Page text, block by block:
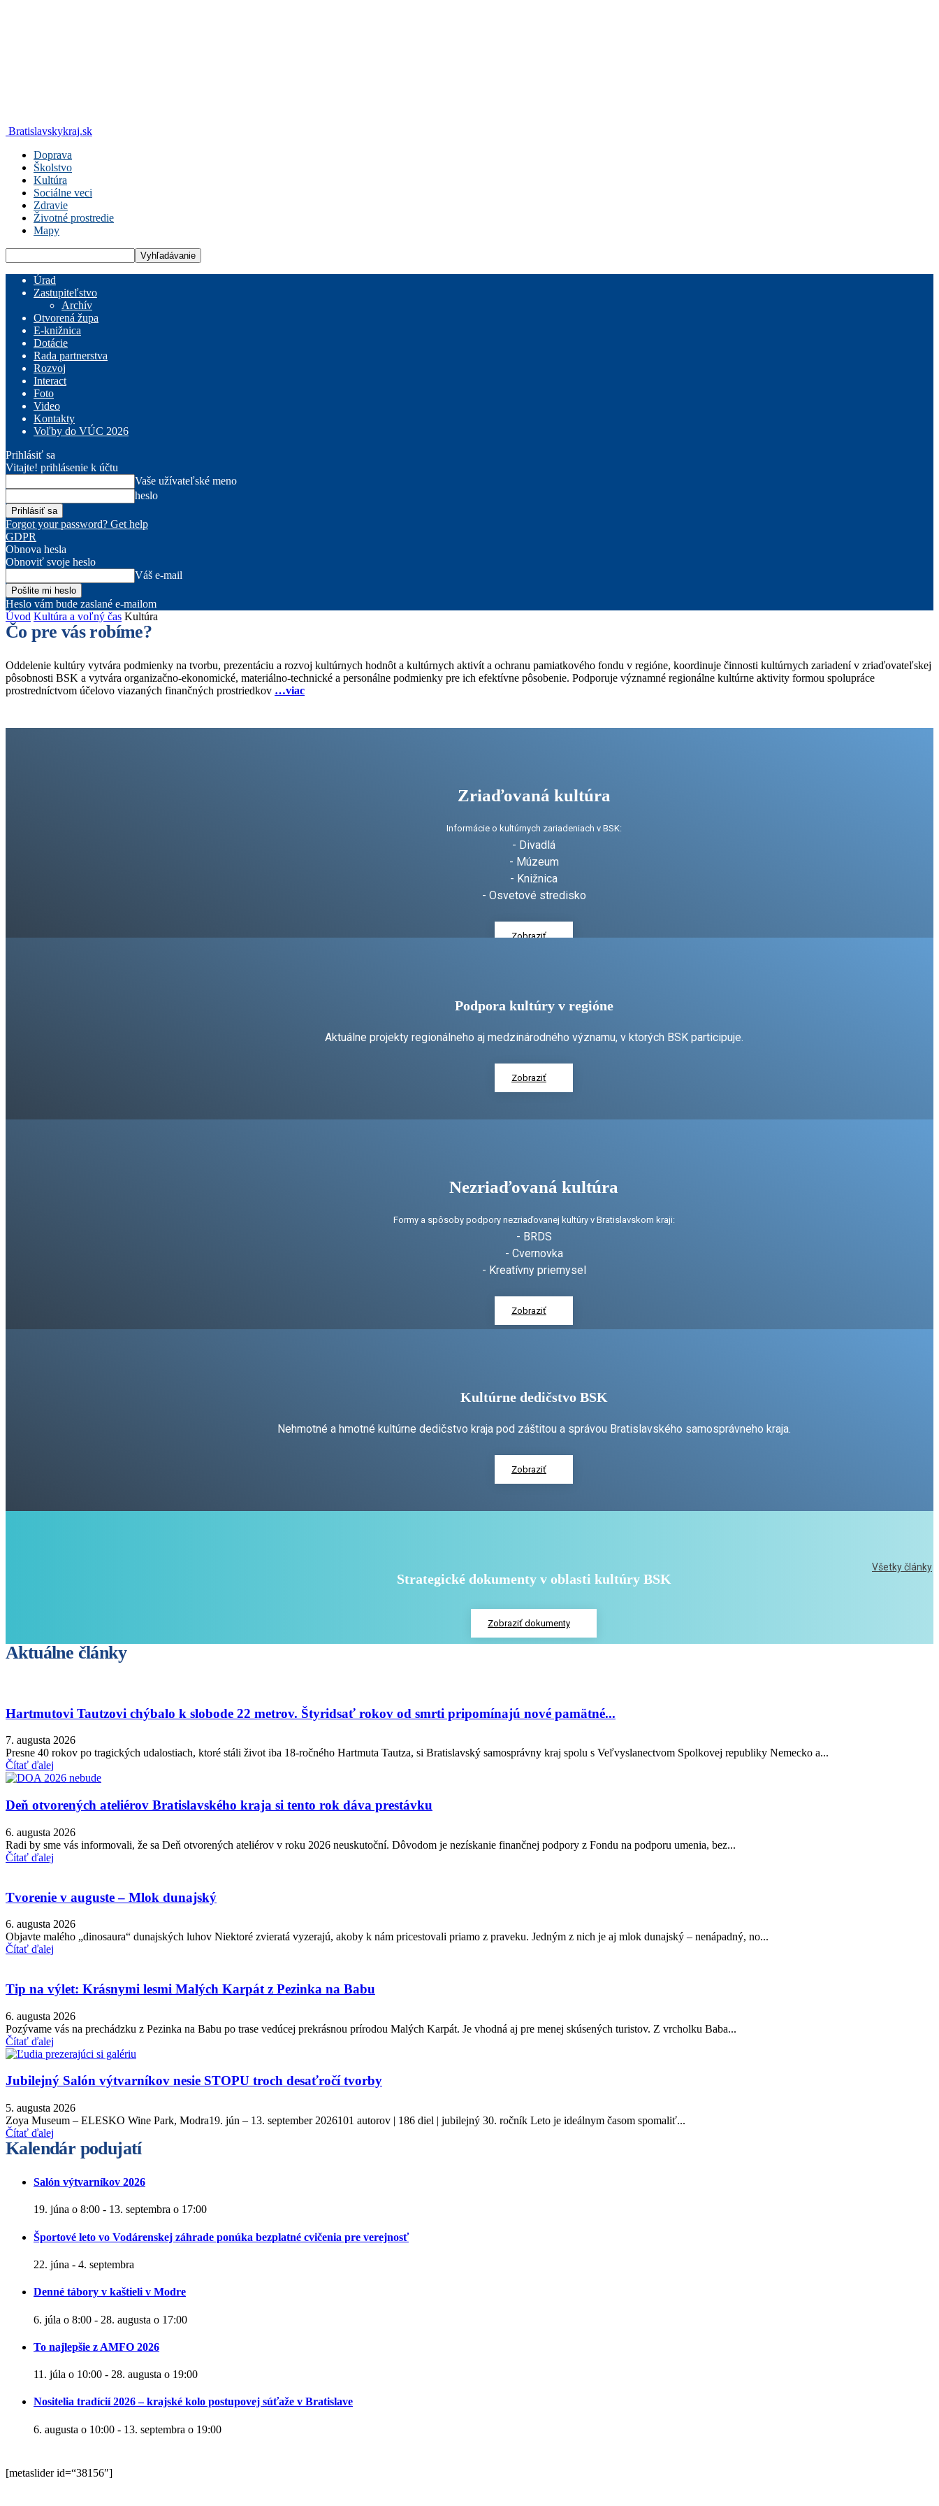
Bratislavskykraj.sk
Doprava
Školstvo
Kultúra
Sociálne veci
Zdravie
Životné prostredie
Mapy
Úrad
Zastupiteľstvo
Archív
Otvorená župa
E-knižnica
Dotácie
Rada partnerstva
Rozvoj
Interact
Foto
Video
Kontakty
Voľby do VÚC 2026
Prihlásiť sa
Vitajte! prihlásenie k účtu
Vaše užívateľské meno
heslo
Forgot your password? Get help
GDPR
Obnova hesla
Obnoviť svoje heslo
Váš e-mail
Heslo vám bude zaslané e-mailom
Úvod Kultúra a voľný čas Kultúra
Čo pre vás robíme?
Oddelenie kultúry vytvára podmienky na tvorbu, prezentáciu a rozvoj kultúrnych hodnôt a kultúrnych aktivít a ochranu pamiatkového fondu v regióne, koordinuje činnosti kultúrnych zariadení v zriaďovateľskej
pôsobnosti BSK a vytvára organizačno-ekonomické, materiálno-technické a personálne podmienky pre ich efektívne pôsobenie. Podporuje významné regionálne kultúrne aktivity formou spolupráce
prostredníctvom účelovo viazaných finančných prostriedkov …viac
Zriaďovaná kultúra
Informácie o kultúrnych zariadeniach v BSK:
- Divadlá
- Múzeum
- Knižnica
- Osvetové stredisko
Zobraziť
Podpora kultúry v regióne
Aktuálne projekty regionálneho aj medzinárodného významu, v ktorých BSK participuje.
Zobraziť
Nezriaďovaná kultúra
Formy a spôsoby podpory nezriaďovanej kultúry v Bratislavskom kraji:
- BRDS
- Cvernovka
- Kreatívny priemysel
Zobraziť
Kultúrne dedičstvo BSK
Nehmotné a hmotné kultúrne dedičstvo kraja pod záštitou a správou Bratislavského samosprávneho kraja.
Zobraziť
Strategické dokumenty v oblasti kultúry BSK
Zobraziť dokumenty
Aktuálne články
Všetky články
Hartmutovi Tautzovi chýbalo k slobode 22 metrov. Štyridsať rokov od smrti pripomínajú nové pamätné...
7. augusta 2026
Presne 40 rokov po tragických udalostiach, ktoré stáli život iba 18-ročného Hartmuta Tautza, si Bratislavský samosprávny kraj spolu s Veľvyslanectvom Spolkovej republiky Nemecko a...
Čítať ďalej
Deň otvorených ateliérov Bratislavského kraja si tento rok dáva prestávku
6. augusta 2026
Radi by sme vás informovali, že sa Deň otvorených ateliérov v roku 2026 neuskutoční. Dôvodom je nezískanie finančnej podpory z Fondu na podporu umenia, bez...
Čítať ďalej
Tvorenie v auguste – Mlok dunajský
6. augusta 2026
Objavte malého „dinosaura“ dunajských luhov Niektoré zvieratá vyzerajú, akoby k nám pricestovali priamo z praveku. Jedným z nich je aj mlok dunajský – nenápadný, no...
Čítať ďalej
Tip na výlet: Krásnymi lesmi Malých Karpát z Pezinka na Babu
6. augusta 2026
Pozývame vás na prechádzku z Pezinka na Babu po trase vedúcej prekrásnou prírodou Malých Karpát. Je vhodná aj pre menej skúsených turistov. Z vrcholku Baba...
Čítať ďalej
Jubilejný Salón výtvarníkov nesie STOPU troch desaťročí tvorby
5. augusta 2026
Zoya Museum – ELESKO Wine Park, Modra19. jún – 13. september 2026101 autorov | 186 diel | jubilejný 30. ročník Leto je ideálnym časom spomaliť...
Čítať ďalej
Kalendár podujatí
Salón výtvarníkov 2026
19. júna o 8:00 - 13. septembra o 17:00
Športové leto vo Vodárenskej záhrade ponúka bezplatné cvičenia pre verejnosť
22. júna - 4. septembra
Denné tábory v kaštieli v Modre
6. júla o 8:00 - 28. augusta o 17:00
To najlepšie z AMFO 2026
11. júla o 10:00 - 28. augusta o 19:00
Nositelia tradícií 2026 – krajské kolo postupovej súťaže v Bratislave
6. augusta o 10:00 - 13. septembra o 19:00
[metaslider id=“38156″]